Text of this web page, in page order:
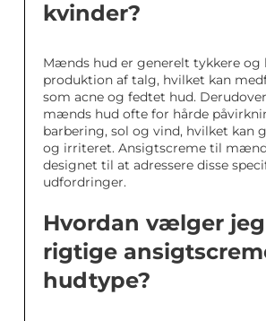
kvinder?
Mænds hud er generelt tykkere og
produktion af talg, hvilket kan
som acne og fedtet hud.
mænds hud ofte for hårde
barbering, sol og vind, hvilket kan
og irriteret. Ansigtscreme til
designet til at adressere disse
udfordringer.
Hvordan vælger
rigtige
hudtype?